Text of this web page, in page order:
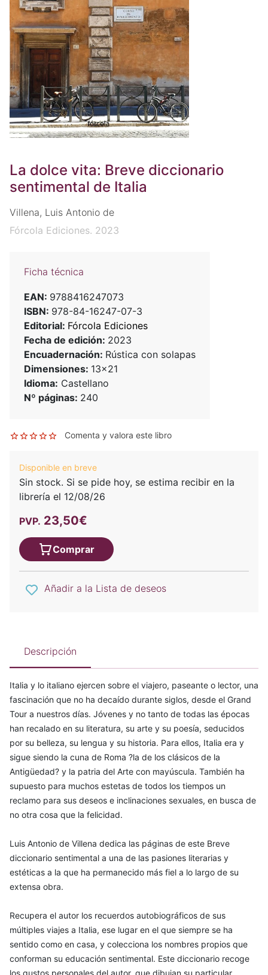
La dolce vita: Breve diccionario
sentimental de Italia
Villena, Luis Antonio de
Fórcola Ediciones. 2023
Ficha técnica
EAN: 9788416247073
ISBN: 978-84-16247-07-3
Editorial: Fórcola Ediciones
Fecha de edición: 2023
Encuadernación: Rústica con solapas
Dimensiones: 13x21
Idioma: Castellano
Nº páginas: 240
Comenta y valora este libro
Disponible en breve
Sin stock. Si se pide hoy, se estima recibir en la
librería el 12/08/26
PVP. 23,50€
Comprar
Añadir a la Lista de deseos
Descripción
Italia y lo italiano ejercen sobre el viajero, paseante o lector, una
fascinación que no ha decaído durante siglos, desde el Grand
Tour a nuestros días. Jóvenes y no tanto de todas las épocas
han recalado en su literatura, su arte y su poesía, seducidos
por su belleza, su lengua y su historia. Para ellos, Italia era y
sigue siendo la cuna de Roma ?la de los clásicos de la
Antigüedad? y la patria del Arte con mayúscula. También ha
supuesto para muchos estetas de todos los tiempos un
reclamo para sus deseos e inclinaciones sexuales, en busca de
no otra cosa que la felicidad.
Luis Antonio de Villena dedica las páginas de este Breve
diccionario sentimental a una de las pasiones literarias y
estéticas a la que ha permanecido más fiel a lo largo de su
extensa obra.
Recupera el autor los recuerdos autobiográficos de sus
múltiples viajes a Italia, ese lugar en el que siempre se ha
sentido como en casa, y colecciona los nombres propios que
conforman su educación sentimental. Este diccionario recoge
los gustos personales del autor, que dibujan su particular